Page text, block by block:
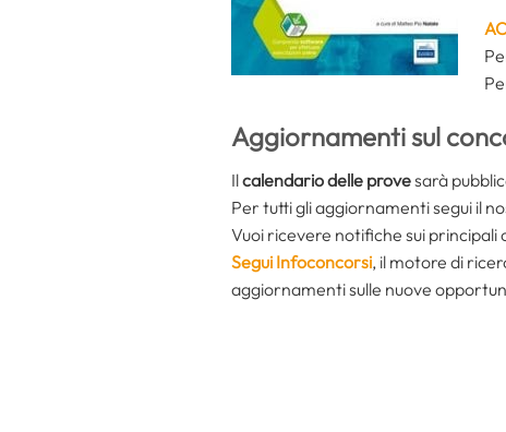
Aggiornamenti sul
Ilcalendario delle provesarà
Per tutti gli aggiornamenti segui il
Vuoi ricevere notifiche sui principali
Segui Infoconcorsi, il motore di
aggiornamenti sulle nuove